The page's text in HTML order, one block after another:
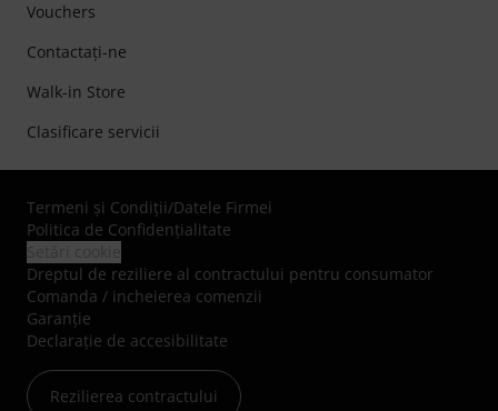
Vouchers
Contactaţi-ne
Walk-in Store
Clasificare servicii
Termeni şi Condiţii/Datele Firmei
Politica de Confidenţialitate
Dreptul de reziliere al contractului pentru consumator
Comanda / incheierea comenzii
Garanție
Declarație de accesibilitate
Rezilierea contractului